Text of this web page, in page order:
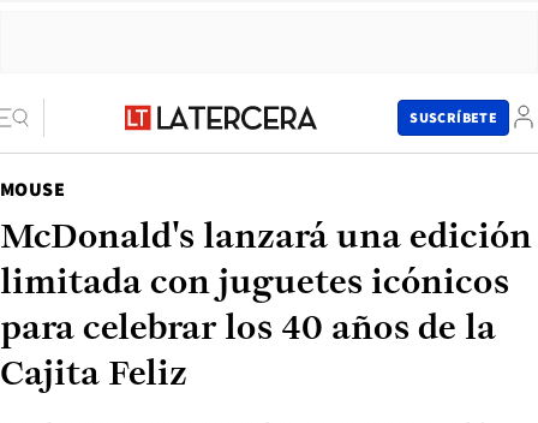
SUSCRÍBETE
MOUSE
McDonald's lanzará una edición
limitada con juguetes icónicos
para celebrar los 40 años de la
Cajita Feliz